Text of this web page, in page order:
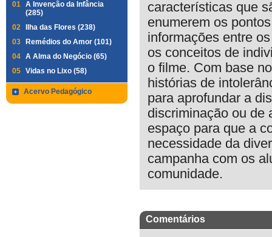
01 A Invenção da Infância
(285)
02
Ilha das Flores (238)
03
Remédios do Amor (101)
04 A Alma do Negócio (65)
05 Vidas no Lixo (58)
Acervo Pedagógico
características que
enumerem os
informações entre
os conceitos de
o filme. Com base
histórias de
para aprofundar a
discriminação ou de
espaço para que a
necessidade da
campanha com os
comunidade.
Comentários